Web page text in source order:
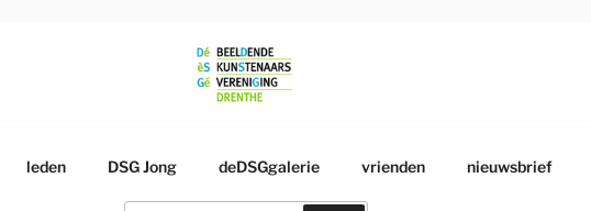
leden DSG Jong deDSGgalerie vrienden nieuwsbrief